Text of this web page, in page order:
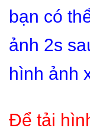
bạn có
ảnh 2s
hình ảnh
Để tải